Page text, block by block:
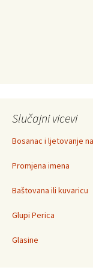
Slučajni vicevi
Bosanac i ljetovanje
Promjena imena
Baštovana ili kuvaricu
Glupi Perica
Glasine